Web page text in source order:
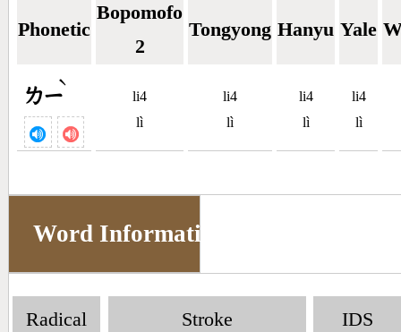
Phonetic
Bopomofo
2
Tongyong Hanyu Yale
ㄌㄧ
ˋ
li4
lì
li4
lì
li4
lì
li4
lì
Word Information
Radical Stroke IDS